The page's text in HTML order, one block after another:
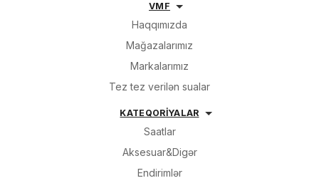
VMF
Haqqımızda
Mağazalarımız
Markalarımız
Tez tez verilən sualar
KATEQORİYALAR
Saatlar
Aksesuar&Digər
Endirimlər